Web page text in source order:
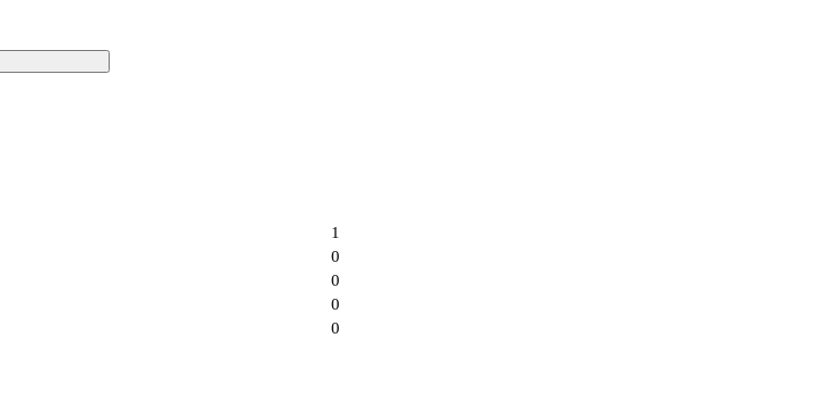
0
0
0
0
1